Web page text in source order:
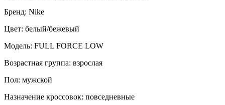
Бренд: Nike
Цвет: белый/бежевый
Модель: FULL FORCE LOW
Возрастная группа: взрослая
Пол: мужской
Назначение кроссовок: повседневные